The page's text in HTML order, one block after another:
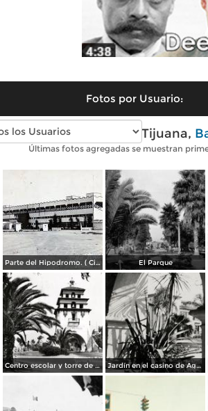
Fotos por Usuario:
Fotos antiguas de Tijuana,
Últimas fotos agregadas se muestran
Parte del Hipodromo. ( Circulada el 12 de Julio de 1922 ). El Parque
Centro escolar y torre de Agua Caliente Jardín en el casino de Agua Caliente